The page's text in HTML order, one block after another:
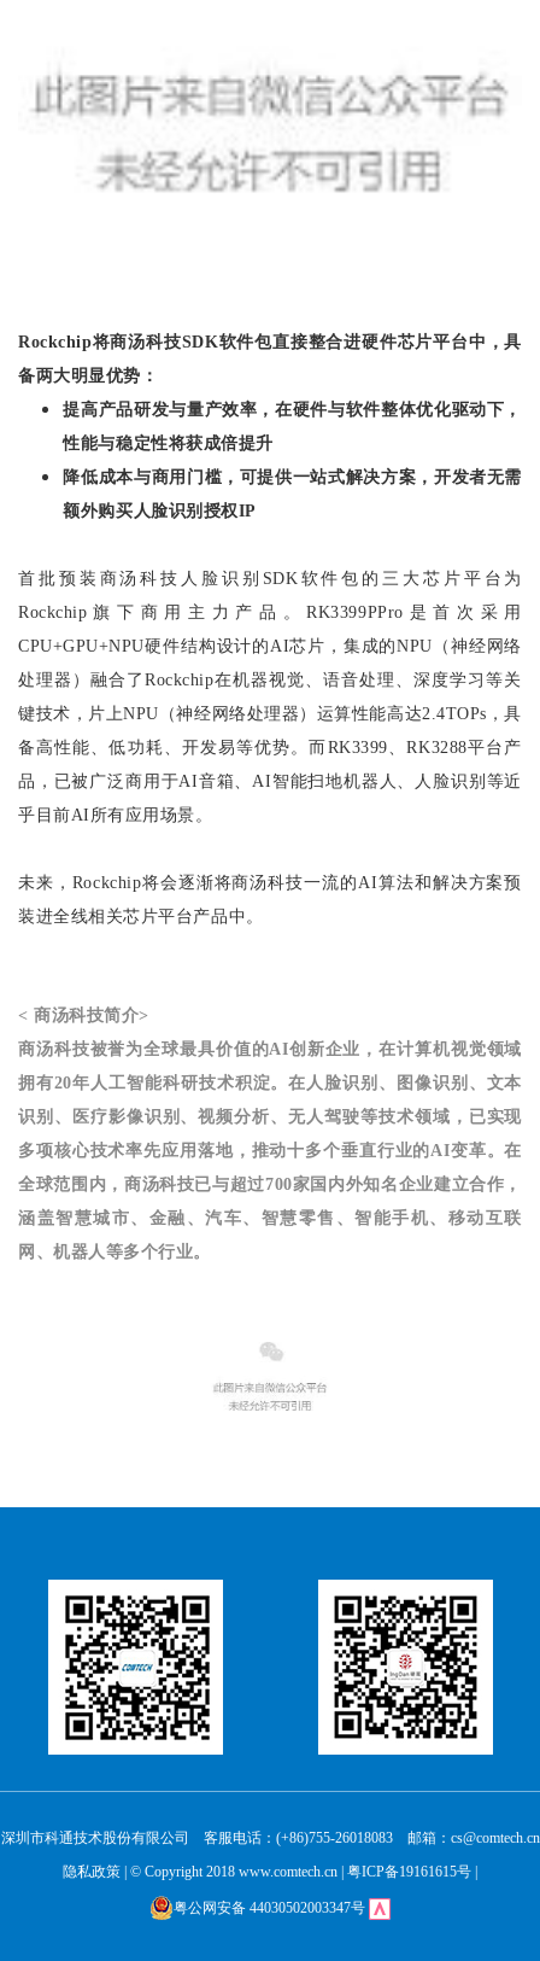
Rockchip将商汤科技SDK软件包直接整合进硬件芯片平台中，具
备两大明显优势：
提高产品研发与量产效率，在硬件与软件整体优化驱动下，
性能与稳定性将获成倍提升
降低成本与商用门槛，可提供一站式解决方案，开发者无需
额外购买人脸识别授权IP
首批预装商汤科技人脸识别SDK软件包的三大芯片平台为
Rockchip旗下商用主力产品。RK3399PPro是首次采用
CPU+GPU+NPU硬件结构设计的AI芯片，集成的NPU（神经网络
处理器）融合了Rockchip在机器视觉、语音处理、深度学习等关
键技术，片上NPU（神经网络处理器）运算性能高达2.4TOPs，具
备高性能、低功耗、开发易等优势。而RK3399、RK3288平台产
品，已被广泛商用于AI音箱、AI智能扫地机器人、人脸识别等近
乎目前AI所有应用场景。
未来，Rockchip将会逐渐将商汤科技一流的AI算法和解决方案预
装进全线相关芯片平台产品中。
< 商汤科技简介>
商汤科技被誉为全球最具价值的AI创新企业，在计算机视觉领域
拥有20年人工智能科研技术积淀。在人脸识别、图像识别、文本
识别、医疗影像识别、视频分析、无人驾驶等技术领域，已实现
多项核心技术率先应用落地，推动十多个垂直行业的AI变革。在
全球范围内，商汤科技已与超过700家国内外知名企业建立合作，
涵盖智慧城市、金融、汽车、智慧零售、智能手机、移动互联
网、机器人等多个行业。
深圳市科通技术股份有限公司 客服电话：(+86)755-26018083 邮箱：cs@comtech.cn
隐私政策 | © Copyright 2018 www.comtech.cn | 粤ICP备19161615号
粤公网安备 44030502003347号